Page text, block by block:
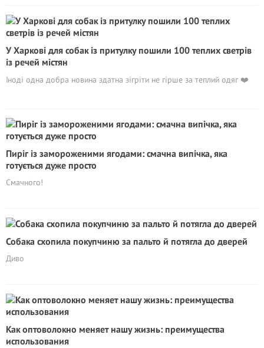
У Харкові для собак із притулку пошили 100 теплих светрів
із речей містян
Іноді одна добра новина здатна зігріти не гірше за теплий одяг ❤️
Пиріг із замороженими ягодами: смачна випічка, яка
готується дуже просто
Смачного!
Собака схопила покупчиню за пальто й потягла до дверей
Диво
Как оптоволокно меняет нашу жизнь: преимущества
использования